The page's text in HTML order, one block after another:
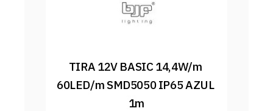
TIRA 12V BASIC 14,4W/m
60LED/m SMD5050 IP65 AZUL
1m